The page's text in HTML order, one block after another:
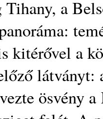
a
a
látványt:
ösvény